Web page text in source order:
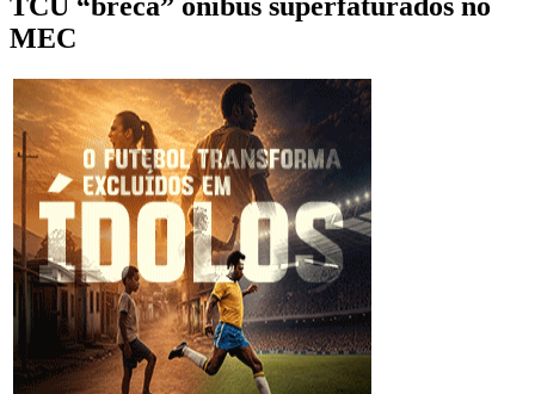
MEC